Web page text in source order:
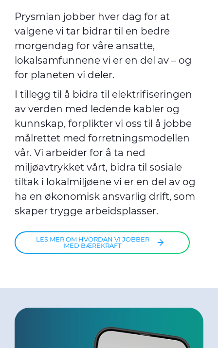
Prysmian jobber hver dag for at
valgene vi tar bidrar til en bedre
morgendag for våre ansatte,
lokalsamfunnene vi er en del av – og
for planeten vi deler.
I tillegg til å bidra til elektrifiseringen
av verden med ledende kabler og
kunnskap, forplikter vi oss til å jobbe
målrettet med forretningsmodellen
vår. Vi arbeider for å ta ned
miljøavtrykket vårt, bidra til sosiale
tiltak i lokalmiljøene vi er en del av og
ha en økonomisk ansvarlig drift, som
skaper trygge arbeidsplasser.
LES MER OM HVORDAN VI JOBBER
MED BÆREKRAFT